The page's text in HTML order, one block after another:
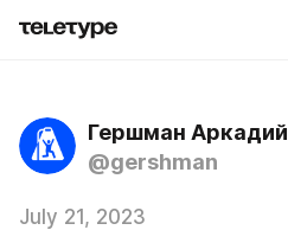
Гершман Аркадий
@gershman
July 21, 2023